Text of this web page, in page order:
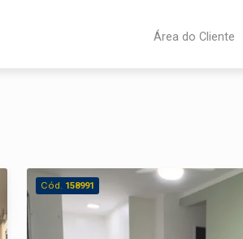
Área do Cliente
Cód. 158991